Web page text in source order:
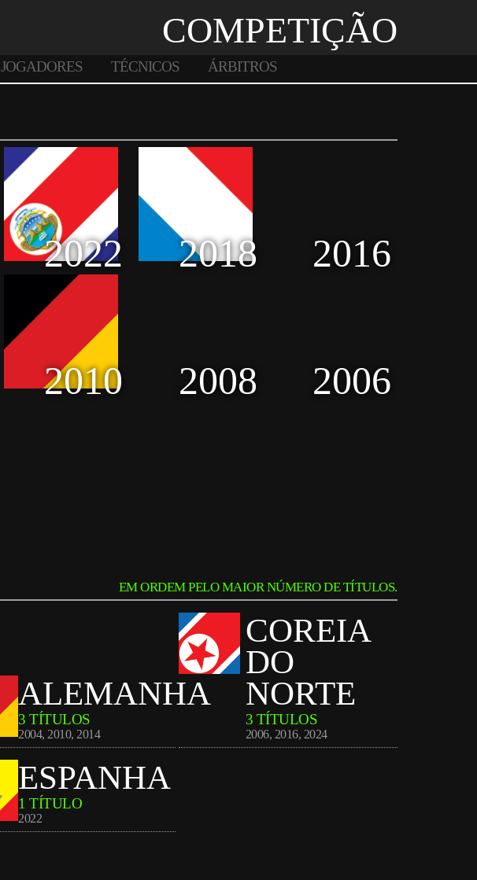
COMPETIÇÃO
JOGADORES TÉCNICOS ÁRBITROS
2022 2018 2016
2010 2008 2006
EM ORDEM PELO MAIOR NÚMERO DE TÍTULOS.
ALEMANHA
3 TÍTULOS
2004, 2010, 2014
COREIA
DO
NORTE
3 TÍTULOS
2006, 2016, 2024
ESPANHA
1 TÍTULO
2022